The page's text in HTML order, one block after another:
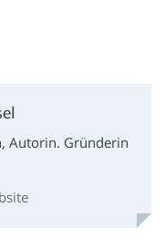
Autorin. Gründerin